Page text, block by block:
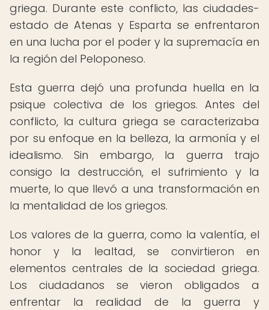
griega. Durante este conflicto, las ciudades-
estado de Atenas y Esparta se enfrentaron
en una lucha por el poder y la supremacía en
la región del Peloponeso.
Esta guerra dejó una profunda huella en la
psique colectiva de los griegos. Antes del
conflicto, la cultura griega se caracterizaba
por su enfoque en la belleza, la armonía y el
idealismo. Sin embargo, la guerra trajo
consigo la destrucción, el sufrimiento y la
muerte, lo que llevó a una transformación en
la mentalidad de los griegos.
Los valores de la guerra, como la valentía, el
honor y la lealtad, se convirtieron en
elementos centrales de la sociedad griega.
Los ciudadanos se vieron obligados a
enfrentar la realidad de la guerra y